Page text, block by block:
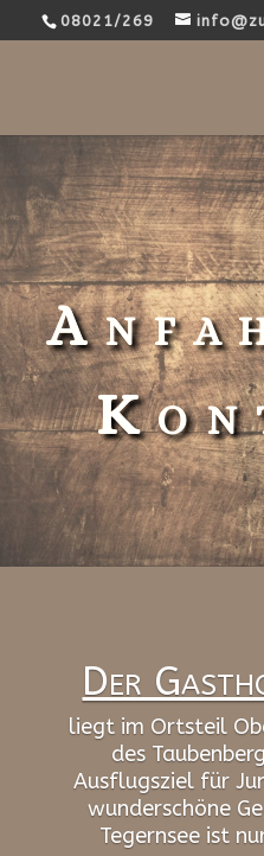
08021/269
Der
liegt im Ortsteil
des
Ausflugsziel für
wunderschöne
Tegernsee ist